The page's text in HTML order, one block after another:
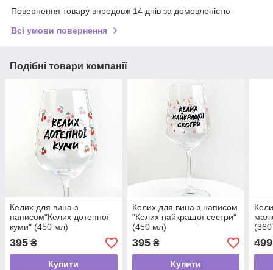
Повернення товару впродовж 14 днів за домовленістю
Всі умови повернення
Подібні товари компанії
Келих для вина з
написом"Келих дотепної
куми" (450 мл)
395 ₴
Купити
Келих для вина з написом
"Келих найкращої сестри"
(450 мл)
395₴
Купити
499